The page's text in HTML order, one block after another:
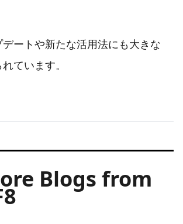
ートや新たな活用法にも大きな
ています。
Blogs from